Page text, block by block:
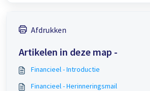
Afdrukken
Artikelen in deze map -
Financieel - Introductie
Financieel - Herinneringsmail